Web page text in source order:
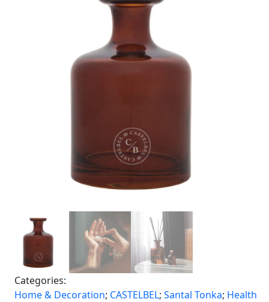
Categories:
Home & Decoration; CASTELBEL; Santal Tonka; Health